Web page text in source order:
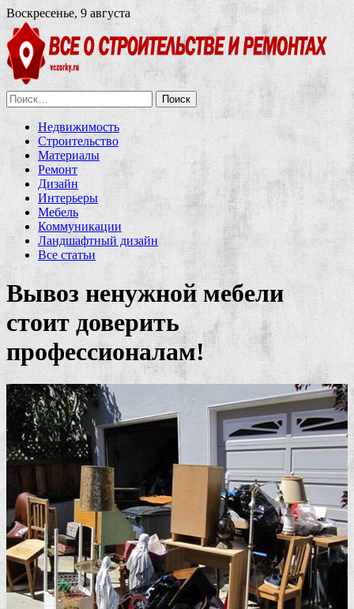
Воскресенье, 9 августа
Найти:
Недвижимость
Строительство
Материалы
Ремонт
Дизайн
Интерьеры
Мебель
Коммуникации
Ландшафтный дизайн
Все статьи
Вывоз ненужной мебели
стоит доверить
профессионалам!